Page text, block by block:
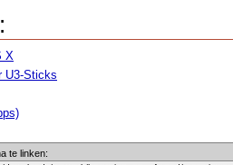
X
U3-Sticks
te linken: